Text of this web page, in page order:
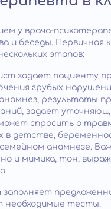
у врача-
и беседы. Первичная
этапов:
задает пациенту
грубых
результаты
задает
спросить о
в детстве,
анамнезе.
и мимика, тон,
заполняет
необходимые тесты.